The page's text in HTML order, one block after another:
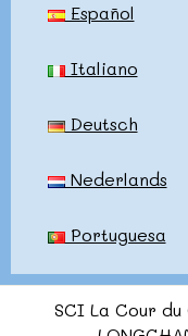
Español
Italiano
Deutsch
Nederlands
Portuguesa
SCI La Cour